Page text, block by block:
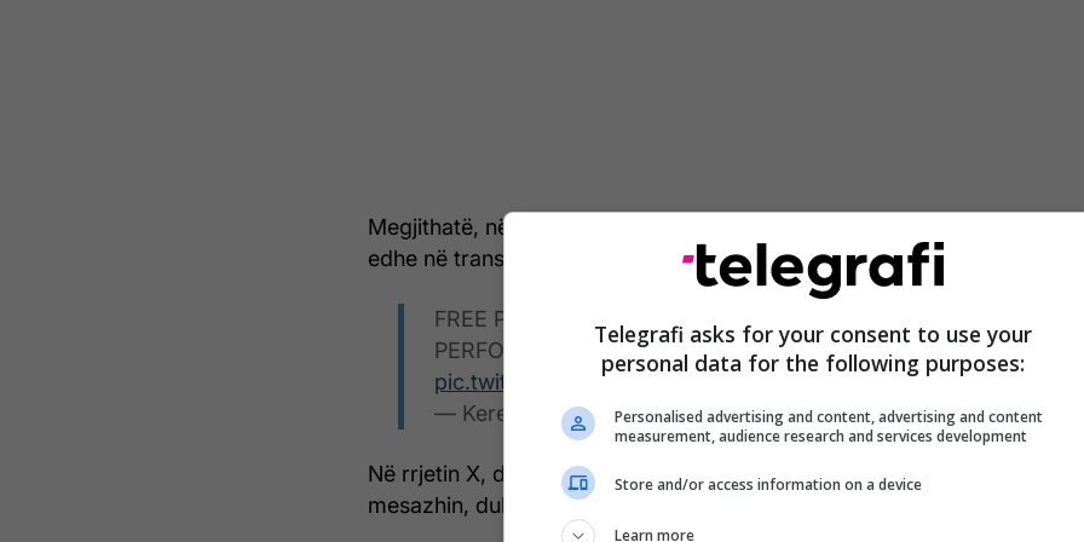
Megjithatë, në fillim të këngës, disa thirrje nga publiku u dëgjuan
edhe në transmetim.
FREE PALESTINE CHANTS DURING ISRAEL‘S EUROVISION
PERFORMANCE #Eurovision #Eurovision2026 #ESC2026
pic.twitter.com/PwXikiEzfP
— Kerem 🇸🇪🇫🇮🇩🇰🇷🇴🇧🇬 (@Krm_H67)May 12, 2026
Në rrjetin X, disa komentues e vlerësuan personin që bërtiti
mesazhin, duke thënë se arriti të depërtojë edhe në
Telegrafi asks for your consent to use your
personal data for the following purposes:
Personalised advertising and content, advertising and content
measurement, audience research and services development
Store and/or access information on a device
Learn more